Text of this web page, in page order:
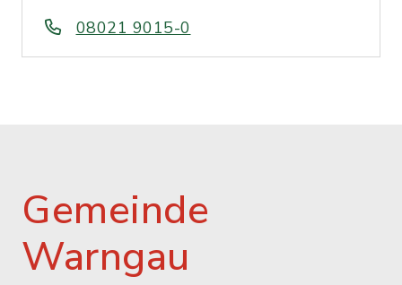
08021 9015-0
Gemeinde
Warngau